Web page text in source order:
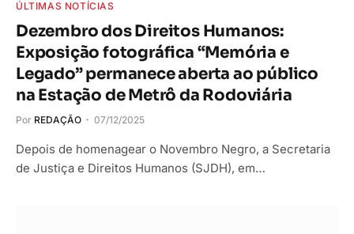
ÚLTIMAS NOTÍCIAS
Dezembro dos Direitos Humanos:
Exposição fotográfica “Memória e
Legado” permanece aberta ao público
na Estação de Metrô da Rodoviária
Por REDAÇÃO 07/12/2025
Depois de homenagear o Novembro Negro, a Secretaria
de Justiça e Direitos Humanos (SJDH), em…